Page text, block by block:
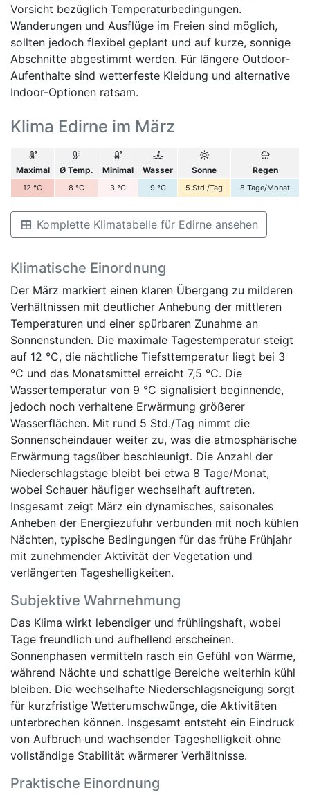
Vorsicht bezüglich Temperaturbedingungen.
Wanderungen und Ausflüge im Freien sind möglich,
sollten jedoch flexibel geplant und auf kurze, sonnige
Abschnitte abgestimmt werden. Für längere Outdoor-
Aufenthalte sind wetterfeste Kleidung und alternative
Indoor-Optionen ratsam.
Klima Edirne im März
Maximal Ø Temp. Minimal Wasser Sonne Regen
12 °C 8 °C 3 °C 9 °C 5 Std./Tag 8 Tage/Monat
Komplette Klimatabelle für Edirne ansehen
Klimatische Einordnung
Der März markiert einen klaren Übergang zu milderen
Verhältnissen mit deutlicher Anhebung der mittleren
Temperaturen und einer spürbaren Zunahme an
Sonnenstunden. Die maximale Tagestemperatur steigt
auf 12 °C, die nächtliche Tiefsttemperatur liegt bei 3
°C und das Monatsmittel erreicht 7,5 °C. Die
Wassertemperatur von 9 °C signalisiert beginnende,
jedoch noch verhaltene Erwärmung größerer
Wasserflächen. Mit rund 5 Std./Tag nimmt die
Sonnenscheindauer weiter zu, was die atmosphärische
Erwärmung tagsüber beschleunigt. Die Anzahl der
Niederschlagstage bleibt bei etwa 8 Tage/Monat,
wobei Schauer häufiger wechselhaft auftreten.
Insgesamt zeigt März ein dynamisches, saisonales
Anheben der Energiezufuhr verbunden mit noch kühlen
Nächten, typische Bedingungen für das frühe Frühjahr
mit zunehmender Aktivität der Vegetation und
verlängerten Tageshelligkeiten.
Subjektive Wahrnehmung
Das Klima wirkt lebendiger und frühlingshaft, wobei
Tage freundlich und aufhellend erscheinen.
Sonnenphasen vermitteln rasch ein Gefühl von Wärme,
während Nächte und schattige Bereiche weiterhin kühl
bleiben. Die wechselhafte Niederschlagsneigung sorgt
für kurzfristige Wetterumschwünge, die Aktivitäten
unterbrechen können. Insgesamt entsteht ein Eindruck
von Aufbruch und wachsender Tageshelligkeit ohne
vollständige Stabilität wärmerer Verhältnisse.
Praktische Einordnung